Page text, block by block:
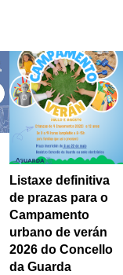
Listaxe definitiva
de prazas para o
Campamento
urbano de verán
2026 do Concello
da Guarda